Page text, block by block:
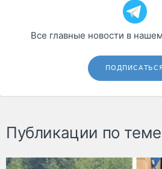
Все главные новости в
ПОДПИСАТЬСЯ
Публикации по теме